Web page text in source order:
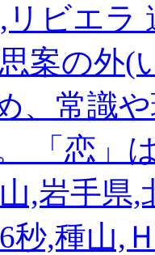
リビエ
案の外(
、常識
「恋」
,岩手県,
秒,種山,